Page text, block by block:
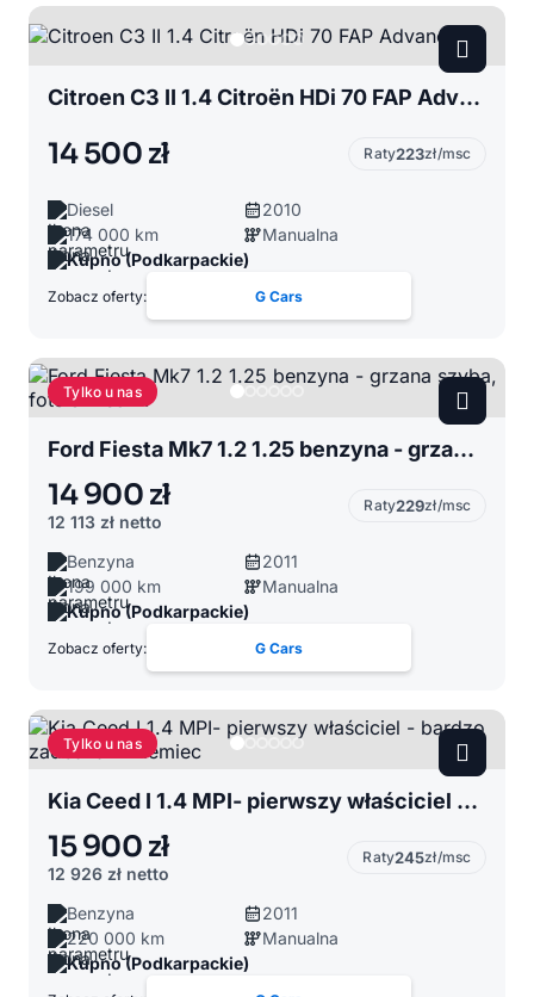
Citroen C3 II 1.4 Citroën HDi 70 FAP Advance
14 500 zł Raty223zł/msc
Diesel
2010
174 000 km
Manualna
Kupno (Podkarpackie)
Zobacz oferty: G Cars
Tylko u nas
Ford Fiesta Mk7 1.2 1.25 benzyna - grzana szyba, fotele - isofix
14 900 zł
12 113 zł netto
Raty229zł/msc
Benzyna
2011
199 000 km
Manualna
Kupno (Podkarpackie)
Zobacz oferty: G Cars
Tylko u nas
Kia Ceed I 1.4 MPI- pierwszy właściciel - bardzo zadbana z Niemiec
15 900 zł
12 926 zł netto
Raty245zł/msc
Benzyna
2011
220 000 km
Manualna
Kupno (Podkarpackie)